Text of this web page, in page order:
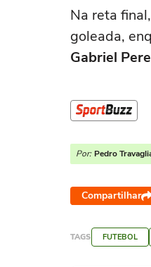
Na reta
goleada,
Gabriel
Por: Pedro
Compartilhar
TAGS FUTEBOL